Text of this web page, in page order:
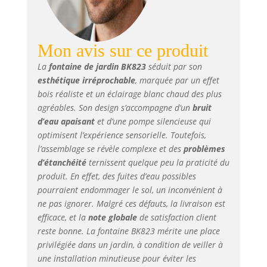
bois. Éclairage :
LED 3x blanc
12V 350L/H 12W.
Alimentation : env.
300 cm de câble À
l'arrière se trouve
une ouverture
circulaire afin que
vous puissiez
facilement accéder
aux composants
techniques et au
tuyau.
Mon avis sur ce produit
La fontaine de jardin BK823séduit par son
esthétique irréprochable, marquée par un effet
bois réaliste et un éclairage blanc chaud des plus
agréables. Son design s’accompagne d’un bruit
d’eau apaisantet d’une pompe silencieuse qui
optimisent l’expérience sensorielle. Toutefois,
l’assemblage se révèle complexe et des problèmes
d’étanchéitéternissent quelque peu la praticité du
produit. En effet, des fuites d’eau possibles
pourraient endommager le sol, un inconvénient à
ne pas ignorer. Malgré ces défauts, la livraison est
efficace, et la note globalede satisfaction client
reste bonne. La fontaine BK823 mérite une place
privilégiée dans un jardin, à condition de veiller à
une installation minutieuse pour éviter les